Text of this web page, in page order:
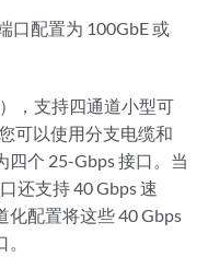
口配置为 100GbE 或
），支持四通道小型可
可以使用分支电缆和
个 25-Gbps 接口。当
还支持 40 Gbps 速
化配置将这些 40 Gbps